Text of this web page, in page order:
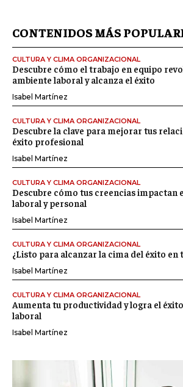
CONTENIDOS MÁS
CULTURA Y CLIMA ORGANIZACIONAL
Descubre cómo el trabajo en equipo
ambiente laboral y alcanza el éxito
Isabel Martínez
CULTURA Y CLIMA ORGANIZACIONAL
Descubre la clave para mejorar tus
éxito profesional
Isabel Martínez
CULTURA Y CLIMA ORGANIZACIONAL
Descubre cómo tus creencias impactan
laboral y personal
Isabel Martínez
CULTURA Y CLIMA ORGANIZACIONAL
¿Listo para alcanzar la cima del éxito en
Isabel Martínez
CULTURA Y CLIMA ORGANIZACIONAL
Aumenta tu productividad y logra el
laboral
Isabel Martínez